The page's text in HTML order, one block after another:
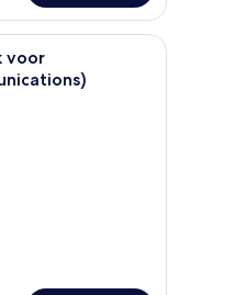
met een boek en een vaas, en een
kamer met een blauwe wand,
voor